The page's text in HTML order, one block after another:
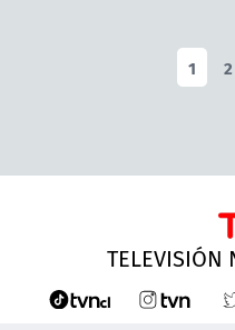
1 2
TELEVISIÓN